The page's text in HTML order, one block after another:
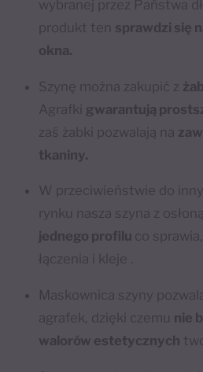
wybranej przez Państwa
produkt ten sprawdzi się
okna.
Szynę można zakupić z
Agrafki gwarantują
zaś żabki pozwalają na
tkaniny.
W przeciwieństwie do
rynku nasza szyna z
jednego profilu co
łączenia i kleje .
Maskownica szyny
agrafek, dzięki czemu nie
walorów estetycznych